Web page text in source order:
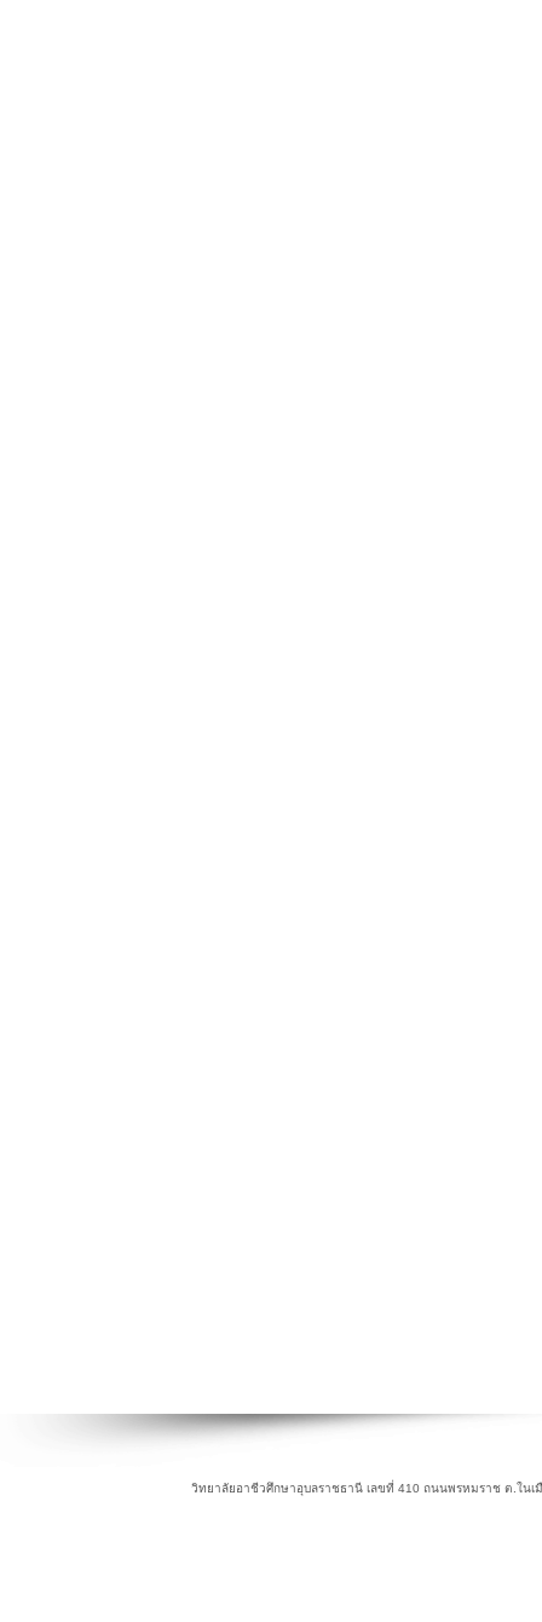
วิทยาลัยอาชีวศึกษาอุบลราชธานี เลขที่ 410 ถนนพรหมราช ต.ในเ